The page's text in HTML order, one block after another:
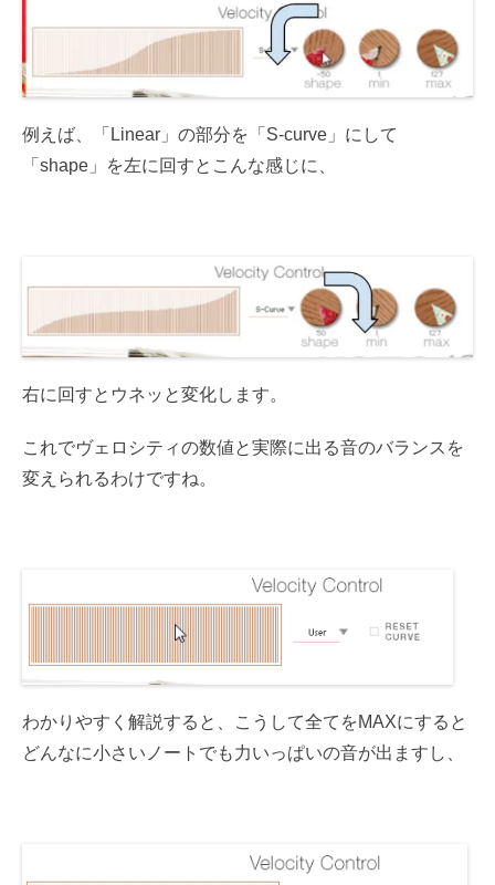
例えば、「Linear」の部分を「S-curve」にして
「shape」を左に回すとこんな感じに、
右に回すとウネッと変化します。
これでヴェロシティの数値と実際に出る音のバランスを
変えられるわけですね。
わかりやすく解説すると、こうして全てをMAXにすると
どんなに小さいノートでも力いっぱいの音が出ますし、